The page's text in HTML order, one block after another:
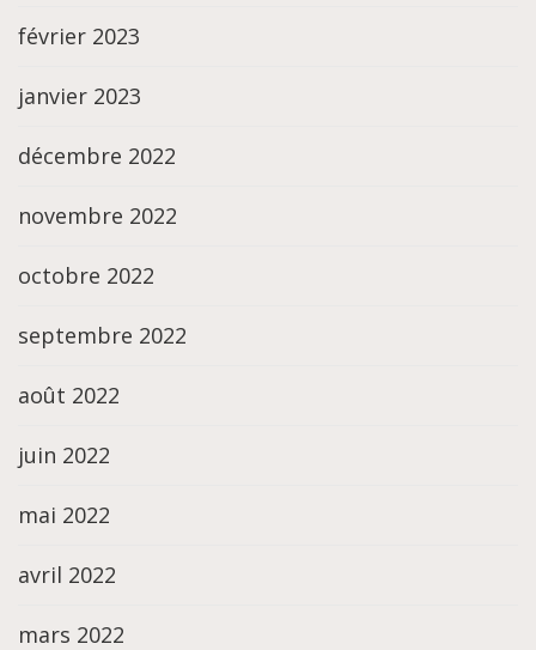
février 2023
janvier 2023
décembre 2022
novembre 2022
octobre 2022
septembre 2022
août 2022
juin 2022
mai 2022
avril 2022
mars 2022